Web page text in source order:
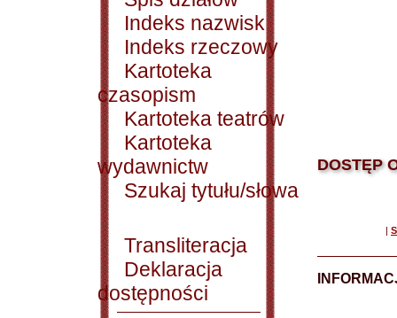
Indeks nazwisk
Indeks rzeczowy
Kartoteka
czasopism
Kartoteka teatrów
Kartoteka
wydawnictw
Szukaj tytułu/słowa
Transliteracja
Deklaracja
dostępności
DOSTĘP
|